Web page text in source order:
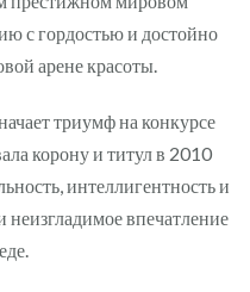
с гордостью и достойно
арене красоты.
триумф на конкурсе
корону и титул в 2010
интеллигентность и
неизгладимое впечатление